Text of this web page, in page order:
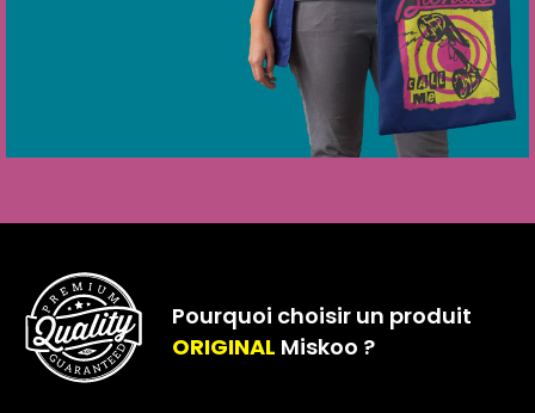
Pourquoi choisir un produit
ORIGINAL Miskoo ?